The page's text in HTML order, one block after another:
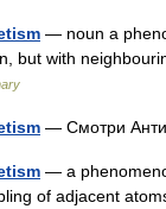
— noun a
but with
— Смотри
— a
of adjacent